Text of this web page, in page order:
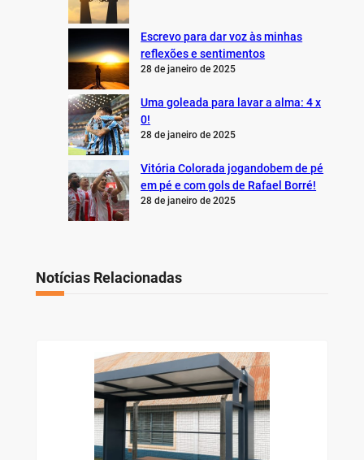
Escrevo para dar voz às minhas
reflexões e sentimentos
28 de janeiro de 2025
Uma goleada para lavar a alma: 4 x
0!
28 de janeiro de 2025
Vitória Colorada jogandobem de pé
em pé e com gols de Rafael Borré!
28 de janeiro de 2025
Notícias Relacionadas